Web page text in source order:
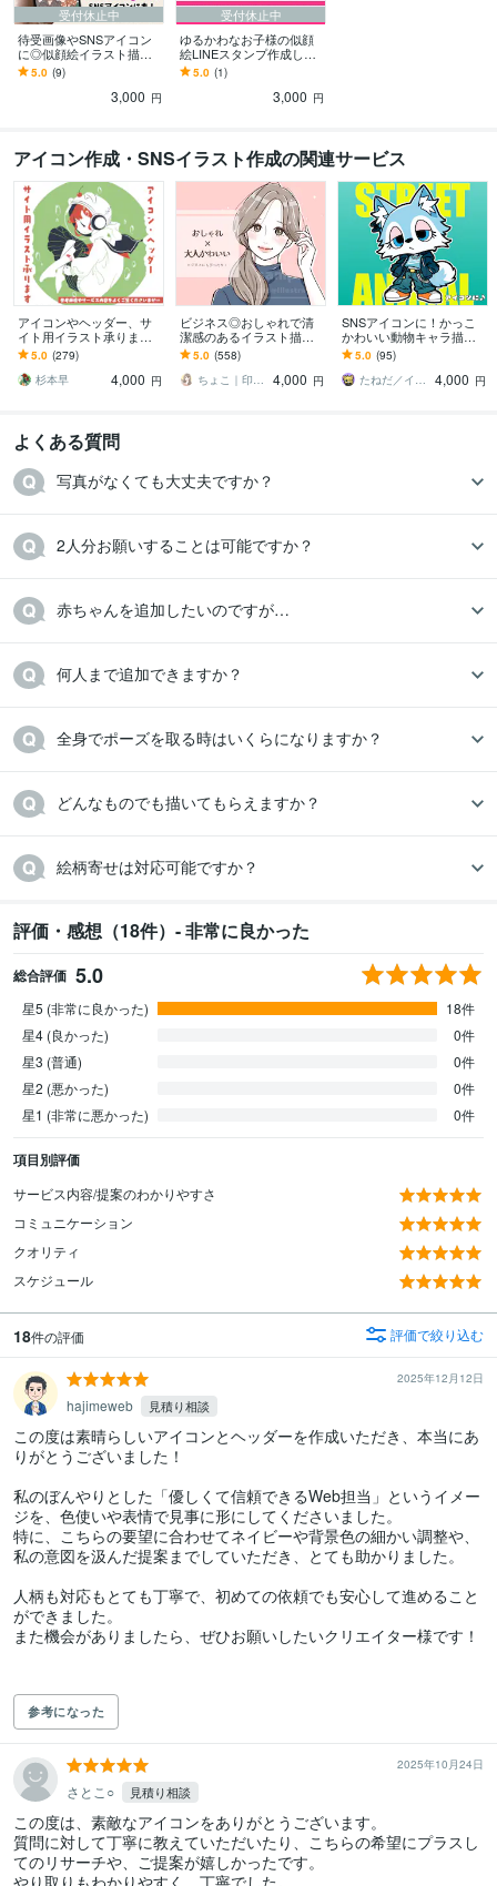
受付休止中
待受画像やSNSアイコン
に◎似顔絵イラスト描き
ます 商用OKでビジネスに
も♪ポーズ指定・小さな小
5.0 (9)
3,000 円
受付休止中
ゆるかわなお子様の似顔
絵LINEスタンプ作成しま
す 世界に一つだけのオリ
ジナルスタンプ♪家族への
プレゼントにも◎
5.0 (1)
3,000 円
アイコン作成・SNSイラスト作成の関連サービス
アイコンやヘッダー、サ
イト用イラスト承ります
SNS用やバナー用画像等
に！ゆるいイラストで個
性を出せます
5.0 (279)
杉本早
4,000 円
ビジネス◎おしゃれで清
潔感のあるイラスト描き
ます 大人かわいいアイコ
ンで信頼度UP！インス
タ・ココナラ用に
5.0 (558)
ちょこ｜印象と信頼を形にするアイコン職人
4,000 円
SNSアイコンに！かっこ
かわいい動物キャラ描き
ます ストリート系！かっ
こかわいい動物キャラ作
成｜修正無制限
5.0 (95)
たねだ／イラストレーター
4,000 円
よくある質問
写真がなくても大丈夫ですか？
2人分お願いすることは可能ですか？
赤ちゃんを追加したいのですが…
何人まで追加できますか？
全身でポーズを取る時はいくらになりますか？
どんなものでも描いてもらえますか？
絵柄寄せは対応可能ですか？
評価・感想（18件）- 非常に良かった
総合評価 5.0
星5 (非常に良かった)
18件
星4 (良かった)
0件
星3 (普通)
0件
星2 (悪かった)
0件
星1 (非常に悪かった)
0件
項目別評価
サービス内容/提案のわかりやすさ
コミュニケーション
クオリティ
スケジュール
18件の評価 評価で絞り込む
2025年12月12日
hajimeweb 見積り相談
この度は素晴らしいアイコンとヘッダーを作成いただき、本当にあ
りがとうございました！
私のぼんやりとした「優しくて信頼できるWeb担当」というイメー
ジを、色使いや表情で見事に形にしてくださいました。
特に、こちらの要望に合わせてネイビーや背景色の細かい調整や、
私の意図を汲んだ提案までしていただき、とても助かりました。
人柄も対応もとても丁寧で、初めての依頼でも安心して進めること
ができました。
また機会がありましたら、ぜひお願いしたいクリエイター様です！
参考になった
2025年10月24日
さとこ○ 見積り相談
この度は、素敵なアイコンをありがとうございます。
質問に対して丁寧に教えていただいたり、こちらの希望にプラスし
てのリサーチや、ご提案が嬉しかったです。